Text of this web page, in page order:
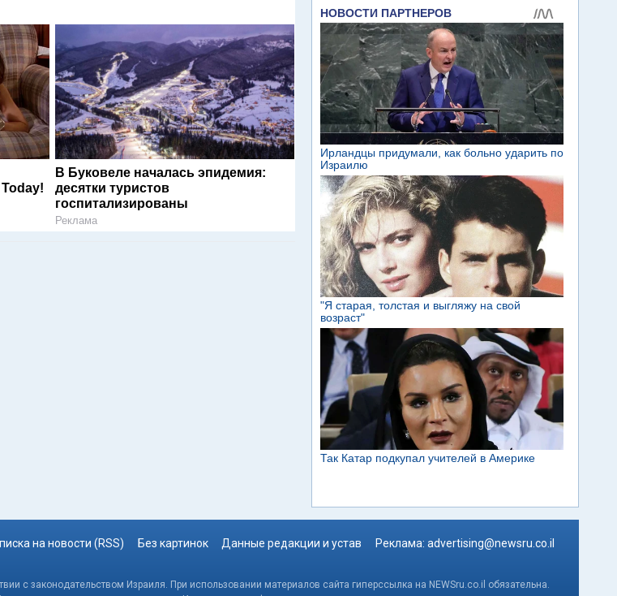
В Буковеле началась эпидемия:
десятки туристов
госпитализированы
Реклама
на новости (RSS) Без картинок Данные редакции и устав Реклама: advertising@newsru.co.il
с законодательством Израиля. При использовании материалов сайта гиперссылка на NEWSru.co.il обязательна.